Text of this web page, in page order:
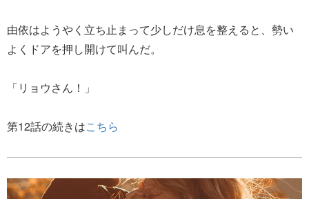
由依はようやく立ち止まって少しだけ息を整えると、勢い
よくドアを押し開けて叫んだ。
「リョウさん！」
第12話の続きはこちら